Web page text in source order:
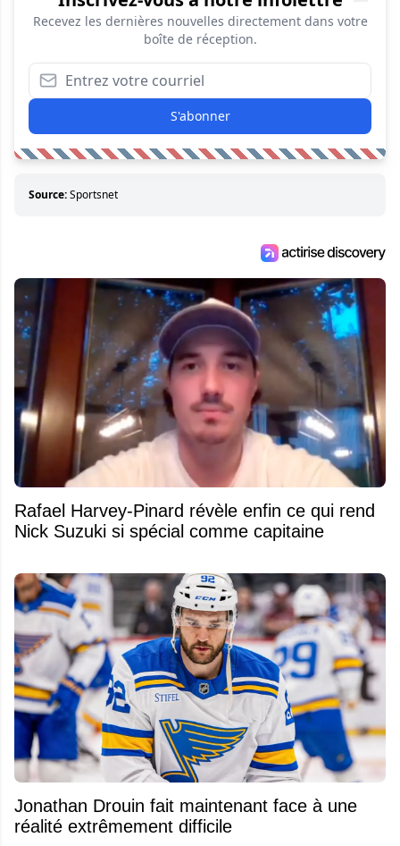
Recevez les dernières nouvelles directement dans votre
boîte de réception.
S'abonner
Source:Sportsnet
Rafael Harvey-Pinard révèle enfin ce qui rend
Nick Suzuki si spécial comme capitaine
Jonathan Drouin fait maintenant face à une
réalité extrêmement difficile